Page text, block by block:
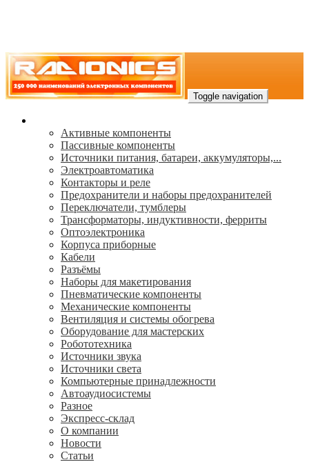
Toggle navigation
Активные компоненты
Пассивные компоненты
Источники питания, батареи, аккумуляторы,...
Электроавтоматика
Контакторы и реле
Предохранители и наборы предохранителей
Переключатели, тумблеры
Трансформаторы, индуктивности, ферриты
Oптоэлектроника
Корпуса приборные
Кабели
Разъёмы
Наборы для макетирования
Пневматические компоненты
Механические компоненты
Вентиляция и системы обогрева
Оборудование для мастерских
Робототехника
Источники звука
Источники света
Компьютерные принадлежности
Автоаудиосистемы
Разное
Экспресс-склад
О компании
Новости
Статьи